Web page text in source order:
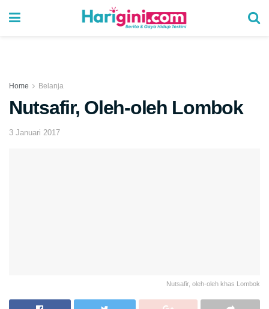
Home Belanja
Nutsafir, Oleh-oleh Lombok
3 Januari 2017
Nutsafir, oleh-oleh khas Lombok